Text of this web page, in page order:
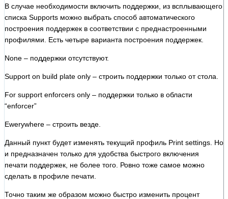
В случае необходимости включить поддержки, из всплывающего
списка Supports можно выбрать способ автоматического
построения поддержек в соответствии с преднастроенными
профилями. Есть четыре варианта построения поддержек.
None – поддержки отсутствуют.
Support on build plate only – строить поддержки только от стола.
For support enforcers only – поддержки только в области
“enforcer”
Ewerywhere – строить везде.
Данный пункт будет изменять текущий профиль Print settings. Но
и предназначен только для удобства быстрого включения
печати поддержек, не более того. Ровно тоже самое можно
сделать в профиле печати.
Точно таким же образом можно быстро изменить процент